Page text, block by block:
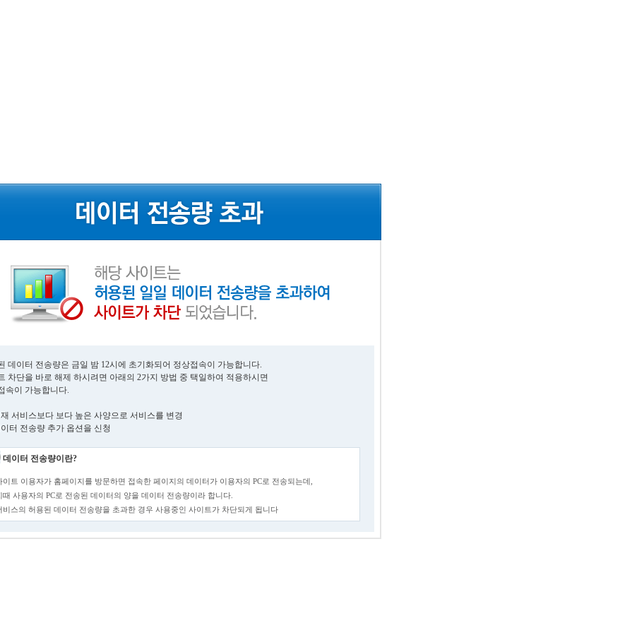
데이터 전송량은 금일 밤 12시에 초기화되어 정상접속이 가능합니다.
차단을 바로 해제 하시려면 아래의 2가지 방법 중 택일하여 적용하시면
속이 가능합니다.
서비스보다 보다 높은 사양으로 서비스를 변경
터 전송량 추가 옵션을 신청
데이터 전송량이란?
이트 이용자가 홈페이지를 방문하면 접속한 페이지의 데이터가 이용자의 PC로 전송되는데,
때 사용자의 PC로 전송된 데이터의 양을 데이터 전송량이라 합니다.
비스의 허용된 데이터 전송량을 초과한 경우 사용중인 사이트가 차단되게 됩니다